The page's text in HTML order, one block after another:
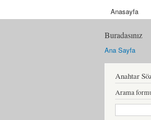
Anasayfa
Buradasınız
Ana Sayfa
Anahtar
Arama
Ara